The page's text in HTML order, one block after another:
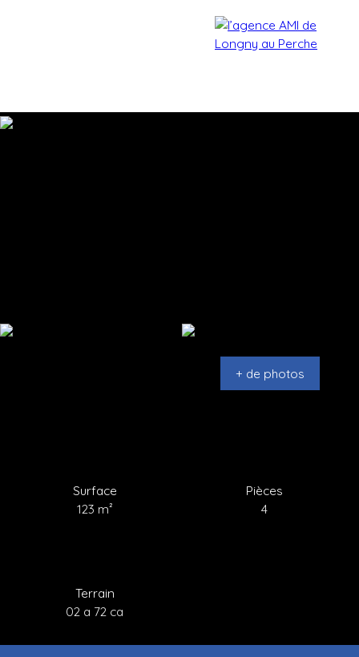
+ de photos
Surface
123 m²
Pièces
4
Terrain
02 a 72 ca